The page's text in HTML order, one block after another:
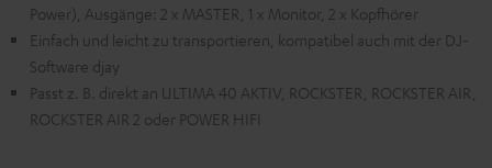
Power), Ausgänge: 2 x MASTER, 1 x Monitor, 2 x Kopfhörer
Einfach und leicht zu transportieren, kompatibel auch mit der DJ-
Software djay
Passt z. B. direkt an ULTIMA 40 AKTIV, ROCKSTER, ROCKSTER AIR,
ROCKSTER AIR 2 oder POWER HIFI